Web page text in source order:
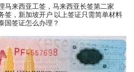
马来西亚工签，马来西亚长签第二家
签，新加坡开户 以上签证只需简单材料
国签证怎么办理？